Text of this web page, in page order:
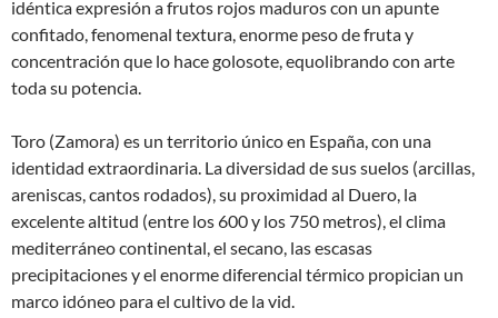
idéntica expresión a frutos rojos maduros con un apunte
confitado, fenomenal textura, enorme peso de fruta y
concentración que lo hace golosote, equolibrando con arte
toda su potencia.
Toro (Zamora) es un territorio único en España, con una
identidad extraordinaria. La diversidad de sus suelos (arcillas,
areniscas, cantos rodados), su proximidad al Duero, la
excelente altitud (entre los 600 y los 750 metros), el clima
mediterráneo continental, el secano, las escasas
precipitaciones y el enorme diferencial térmico propician un
marco idóneo para el cultivo de la vid.